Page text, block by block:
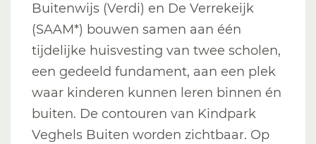
Buitenwijs (Verdi) en De Verrekeijk
(SAAM*) bouwen samen aan één
tijdelijke huisvesting van twee scholen,
een gedeeld fundament, aan een plek
waar kinderen kunnen leren binnen én
buiten. De contouren van Kindpark
Veghels Buiten worden zichtbaar. Op